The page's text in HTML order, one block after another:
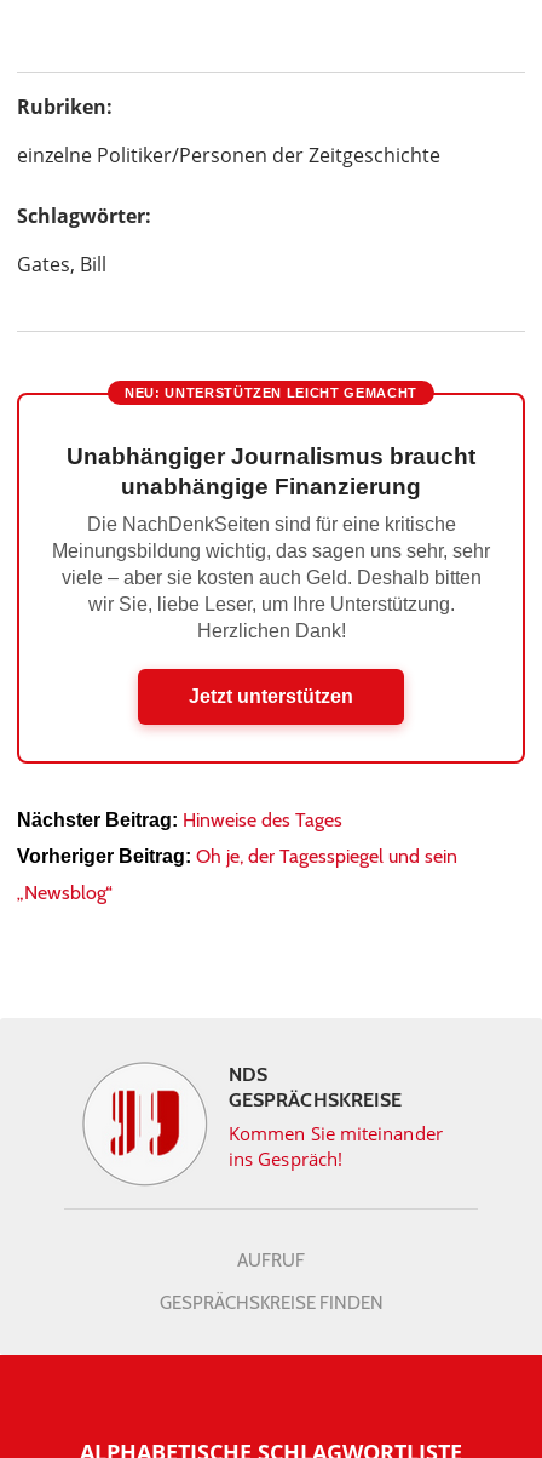
Rubriken:
einzelne Politiker/Personen der Zeitgeschichte
Schlagwörter:
Gates, Bill
NEU: UNTERSTÜTZEN LEICHT GEMACHT
Unabhängiger Journalismus braucht
unabhängige Finanzierung
Die NachDenkSeiten sind für eine kritische
Meinungsbildung wichtig, das sagen uns sehr, sehr
viele – aber sie kosten auch Geld. Deshalb bitten
wir Sie, liebe Leser, um Ihre Unterstützung.
Herzlichen Dank!
Jetzt unterstützen
Nächster Beitrag: Hinweise des Tages
Vorheriger Beitrag: Oh je, der Tagesspiegel und sein
„Newsblog“
NDS
GESPRÄCHSKREISE
Kommen Sie miteinander
ins Gespräch!
AUFRUF
GESPRÄCHSKREISE FINDEN
ALPHABETISCHE SCHLAGWORTLISTE